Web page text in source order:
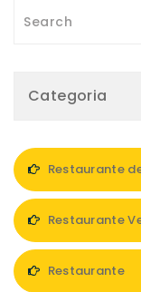
Categoria
Restaurante
Restaurante
Restaurante